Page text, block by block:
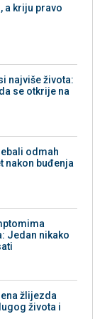
a kriju pravo
najviše života:
se otkrije na
odmah
nakon buđenja
Jedan nikako
žlijezda
života i